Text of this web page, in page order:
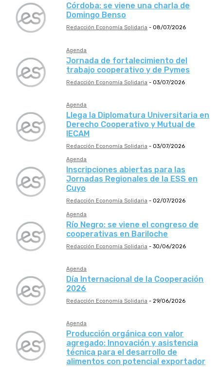
Córdoba: se viene una charla de
Domingo Benso
Redacción Economía Solidaria - 08/07/2026
Agenda
Jornada de fortalecimiento del
trabajo cooperativo y de Pymes
Redacción Economía Solidaria - 03/07/2026
Agenda
Llega la Diplomatura Universitaria en
Derecho Cooperativo y Mutual de
IECAM
Redacción Economía Solidaria - 03/07/2026
Agenda
Inscripciones abiertas para las
Jornadas Regionales de la ESS en
Cuyo
Redacción Economía Solidaria - 02/07/2026
Agenda
Río Negro: se viene el congreso de
cooperativas en Bariloche
Redacción Economía Solidaria - 30/06/2026
Agenda
Día Internacional de la Cooperación
2026
Redacción Economía Solidaria - 29/06/2026
Agenda
Producción orgánica con valor
agregado: Innovación y asistencia
técnica para el desarrollo de
alimentos con potencial exportador